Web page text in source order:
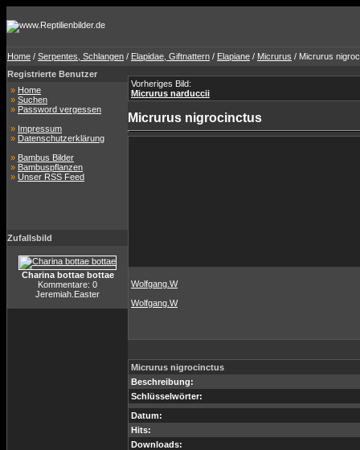
Home / Serpentes, Schlangen / Elapidae, Giftnattern / Elapiane / Micrurus / Micrurus
Registrierte Benutzer
» Home
» Suchen
» Password vergessen
» Impressum
» Datenschutzerklärung
» Bambus Bilder
» Bambuspflanzen
» Unser RSS Feed
Zufallsbild
Charina bottae bottae
Kommentare: 0
Jeremiah.Easter
Vorheriges Bild:
Micrurus narduccii
Micrurus nigrocinctus
Wolfgang.W
Wolfgang.W
Micrurus nigrocinctus
Beschreibung:
Schlüsselwörter:
Datum:
Hits:
Downloads: